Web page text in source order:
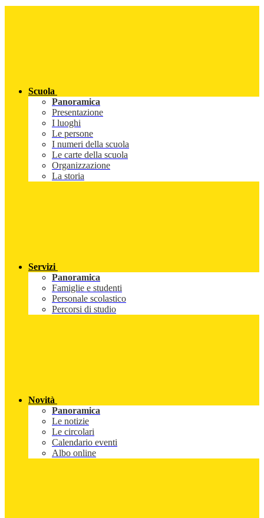
Scuola
Panoramica
Presentazione
I luoghi
Le persone
I numeri della scuola
Le carte della scuola
Organizzazione
La storia
Servizi
Panoramica
Famiglie e studenti
Personale scolastico
Percorsi di studio
Novità
Panoramica
Le notizie
Le circolari
Calendario eventi
Albo online